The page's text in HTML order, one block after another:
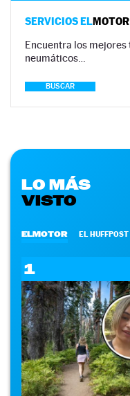
SERVICIOS ELMOTOR
Encuentra los
neumáticos…
BUSCAR
LO MÁS
VISTO
ELMOTOR EL HUFFPOST
1